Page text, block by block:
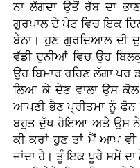
ਨਾ ਲੱਗਦਾ ਉਤੋਂ ਰੱਬ ਦਾ
ਗੁਰਪਾਲ ਦੇ ਪੇਟ ਵਿਚ ਇਕ
ਬੈਠਾ। ਹੁਣ ਗੁਰਦਿਆਲ ਦੀ
ਵੱਡੀ ਦੁਨੀਆਂ ਵਿਚ ਉਹ
ਉਹ ਬਿਮਾਰ ਰਹਿਣ ਲੱਗਾ ਪਰ
ਲਿਆ ਕੇ ਦੇਣ ਵਾਲਾ ਉਸ
ਆਪਣੀ ਭੈਣ ਪ੍ਰੀਤਮਾ ਨੂੰ ਫੋਨ
ਬਹੁਤ ਦੁੱਖ ਹੋਇਆ ਅਤੇ ਉਸ ਨੇ
ਕੀ ਕਰਾਂ ਹੁਣ ਤਾਂ ਮੈਂ ਆਪ ਵੀ
ਜਾਂਦਾ ਹੈ। ਤੂੰ ਇਕ ਪੂਰੇ ਸਮੇਂ